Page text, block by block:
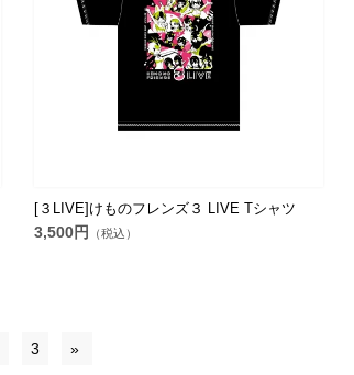
[３LIVE]けものフレンズ３ LIVE Tシャツ
3,500円 （税込）
3 »